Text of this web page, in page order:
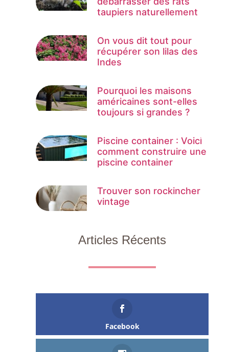
taupiers naturellement
On vous dit tout pour
récupérer son lilas des
Indes
Pourquoi les maisons
américaines sont-elles
toujours si grandes ?
Piscine container : Voici
comment construire une
piscine container
Trouver son rockincher
vintage
Articles Récents
Facebook